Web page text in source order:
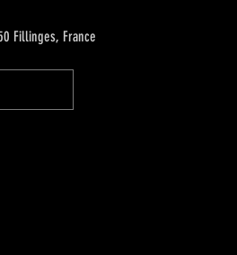
Fillinges, France